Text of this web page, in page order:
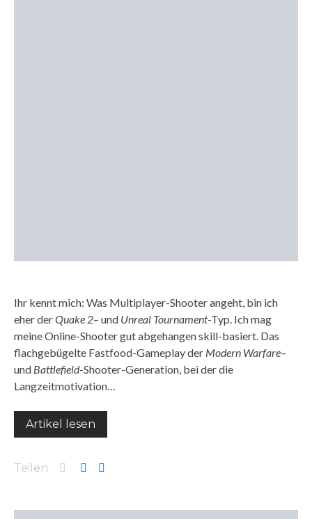
Ihr kennt mich: Was Multiplayer-Shooter angeht, bin ich
eher derQuake 2– und Unreal Tournament-Typ. Ich mag
meine Online-Shooter gut abgehangen skill-basiert. Das
flachgebügelte Fastfood-Gameplay der Modern Warfare–
und Battlefield-Shooter-Generation, bei der die
Langzeitmotivation…
Artikel lesen
Teilen